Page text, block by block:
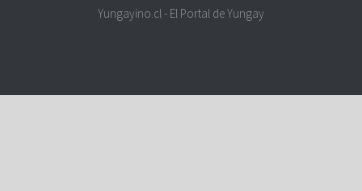
Yungayino.cl - El Portal de Yungay